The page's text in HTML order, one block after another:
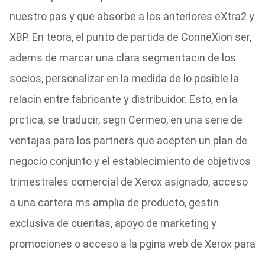
nuestro pas y que absorbe a los anteriores eXtra2 y
XBP. En teora, el punto de partida de ConneXion ser,
adems de marcar una clara segmentacin de los
socios, personalizar en la medida de lo posible la
relacin entre fabricante y distribuidor. Esto, en la
prctica, se traducir, segn Cermeo, en una serie de
ventajas para los partners que acepten un plan de
negocio conjunto y el establecimiento de objetivos
trimestrales comercial de Xerox asignado, acceso
a una cartera ms amplia de producto, gestin
exclusiva de cuentas, apoyo de marketing y
promociones o acceso a la pgina web de Xerox para